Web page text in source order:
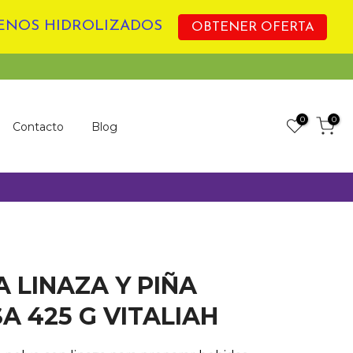
HIDROLIZADOS OBTENER OFERTA
Contacto Blog 0 0
LINAZA Y PIÑA
425 G VITALIAH